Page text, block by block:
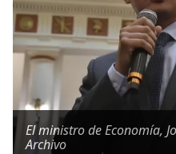
El ministro de Economía,
Archivo